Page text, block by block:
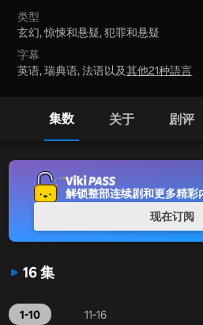
类型
玄幻,惊悚和悬疑,犯罪和悬疑
字幕
英语, 瑞典语, 法语以及其他21种語言
集数 关于 剧评
16 集
1-10 11-16
解锁整部连续剧和更多精彩
现在订阅